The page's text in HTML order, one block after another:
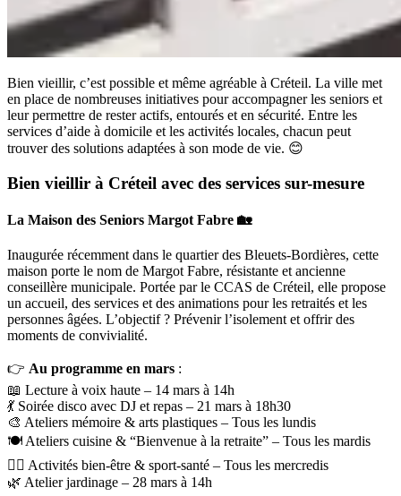
Bien vieillir, c’est possible et même agréable à Créteil. La ville met
en place de nombreuses initiatives pour accompagner les seniors et
leur permettre de rester actifs, entourés et en sécurité. Entre les
services d’aide à domicile et les activités locales, chacun peut
trouver des solutions adaptées à son mode de vie. 😊
Bien vieillir à Créteil avec des services sur-mesure
La Maison des Seniors Margot Fabre 🏡
Inaugurée récemment dans le quartier des Bleuets-Bordières, cette
maison porte le nom de Margot Fabre, résistante et ancienne
conseillère municipale. Portée par le CCAS de Créteil, elle propose
un accueil, des services et des animations pour les retraités et les
personnes âgées. L’objectif ? Prévenir l’isolement et offrir des
moments de convivialité.
👉 Au programme en mars :
📖 Lecture à voix haute – 14 mars à 14h
💃 Soirée disco avec DJ et repas – 21 mars à 18h30
🎨 Ateliers mémoire & arts plastiques – Tous les lundis
🍽️ Ateliers cuisine & “Bienvenue à la retraite” – Tous les mardis
🏃‍♂️ Activités bien-être & sport-santé – Tous les mercredis
🌿 Atelier jardinage – 28 mars à 14h